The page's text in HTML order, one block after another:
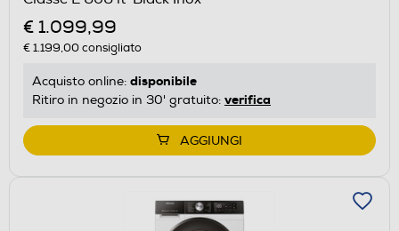
€ 1.099,99
€ 1.199,00consigliato
Acquisto online: disponibile
Ritiro in negozio in 30' gratuito: verifica
AGGIUNGI